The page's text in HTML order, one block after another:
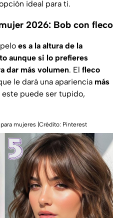
ideal para ti.
2026: Bob con fleco
es a la altura de la
aunque si lo prefieres
dar más volumen. El fleco
le dará una apariencia más
este puede ser tupido,
mujeres |Crédito: Pinterest